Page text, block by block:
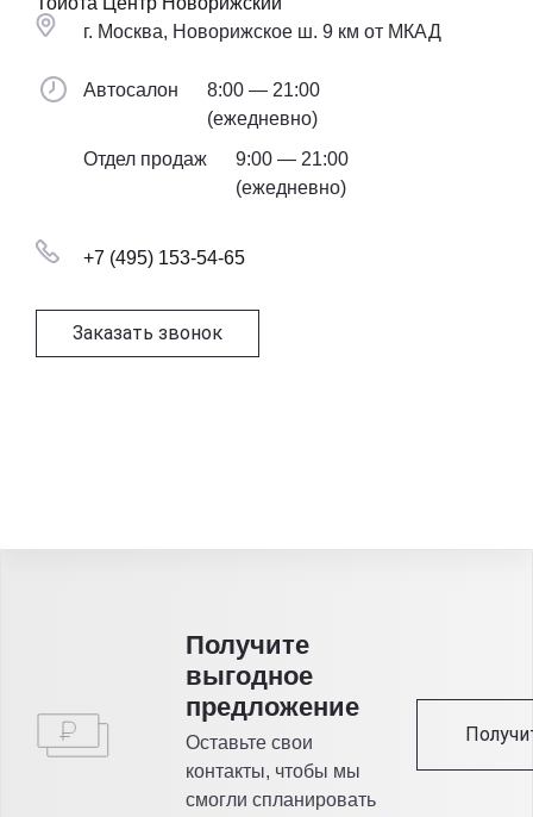
г. Москва, Новорижское ш. 9 км от МКАД
Автосалон
8:00 — 21:00
(ежедневно)
Отдел продаж
9:00 — 21:00
(ежедневно)
+7 (495) 153-54-65
Заказать звонок
Получитe
выгодное
предложение
Оставьте свои
контакты, чтобы мы
смогли спланировать